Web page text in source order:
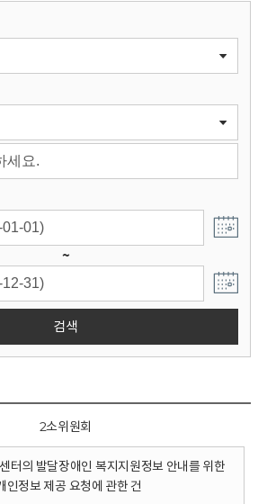
~
검색
2소위원회
터의 발달장애인 복지지원정보 안내를 위한
인정보 제공 요청에 관한 건